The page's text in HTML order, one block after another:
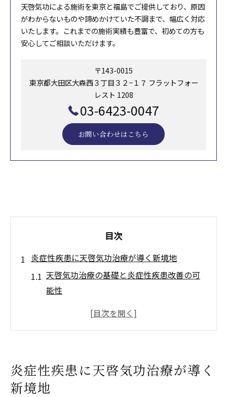
天啓気功による施術を東京と福島でご提供しており、原因
がわからないものや諦めかけていた不調まで、幅広く対応
いたします。これまでの施術実績も豊富で、初めての方も
安心してご相談いただけます。
〒143-0015
東京都大田区大森西３丁目３２−１７ フラットフォー
レスト 1208
03-6423-0047
お問い合わせはこちら
目次
炎症性疾患に天啓気功治療が導く新境地
天啓気功治療の基礎と炎症性疾患改善の可
能性
慢性炎症に対する天啓気功治療の独自アプ
化するクンダリニー覚醒の関係性
炎症性疾患克服へ導く天啓気功治療や療法
炎症性疾患に天啓気功治療が導く
新境地